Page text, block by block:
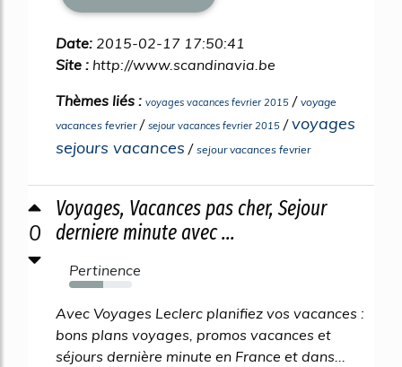
Date: 2015-02-17 17:50:41
Site : http://www.scandinavia.be
Thèmes liés : voyages vacances fevrier 2015 / voyage
vacances fevrier/ sejour vacances fevrier 2015 /voyages
sejours vacances / sejour vacances fevrier
0
Voyages, Vacances pas cher, Sejour
derniere minute avec ...
Pertinence
54%
Avec Voyages Leclerc planifiez vos vacances :
bons plans voyages, promos vacances et
séjours dernière minute en France et dans...